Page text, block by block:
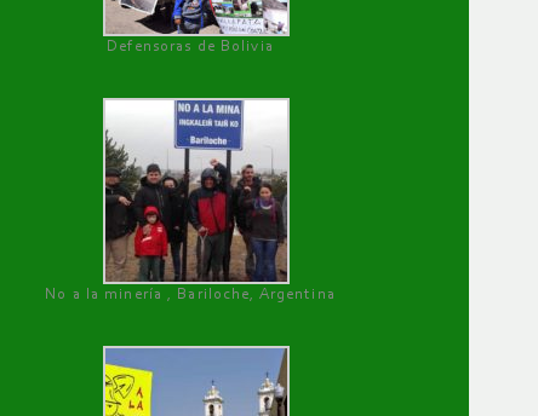
Defensoras de Bolivia
No a la minería , Bariloche, Argentina